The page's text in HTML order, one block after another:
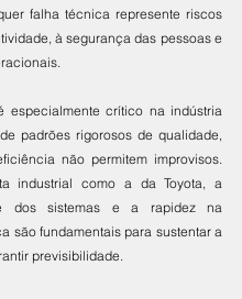
falha técnica represente riscos
à segurança das pessoas e
especialmente crítico na indústria
padrões rigorosos de qualidade,
não permitem improvisos.
industrial como a da Toyota, a
dos sistemas e a rapidez na
são fundamentais para sustentar a
previsibilidade.